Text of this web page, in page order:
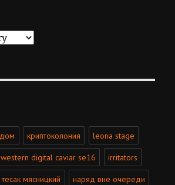
дом криптоколония leona stage
western digital caviar se16 irritators
тесак мясницкий наряд вне очереди